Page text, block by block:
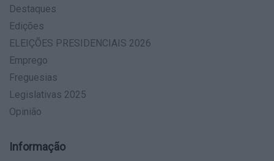
Destaques
Edições
ELEIÇÕES PRESIDENCIAIS 2026
Emprego
Freguesias
Legislativas 2025
Opinião
Informação